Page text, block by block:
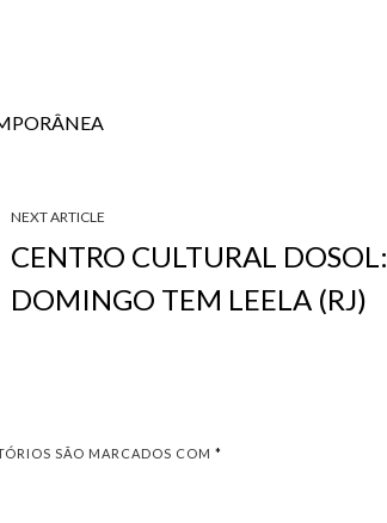
NEXT ARTICLE
CENTRO CULTURAL DOSOL:
DOMINGO TEM LEELA (RJ)
SÃO MARCADOS COM *